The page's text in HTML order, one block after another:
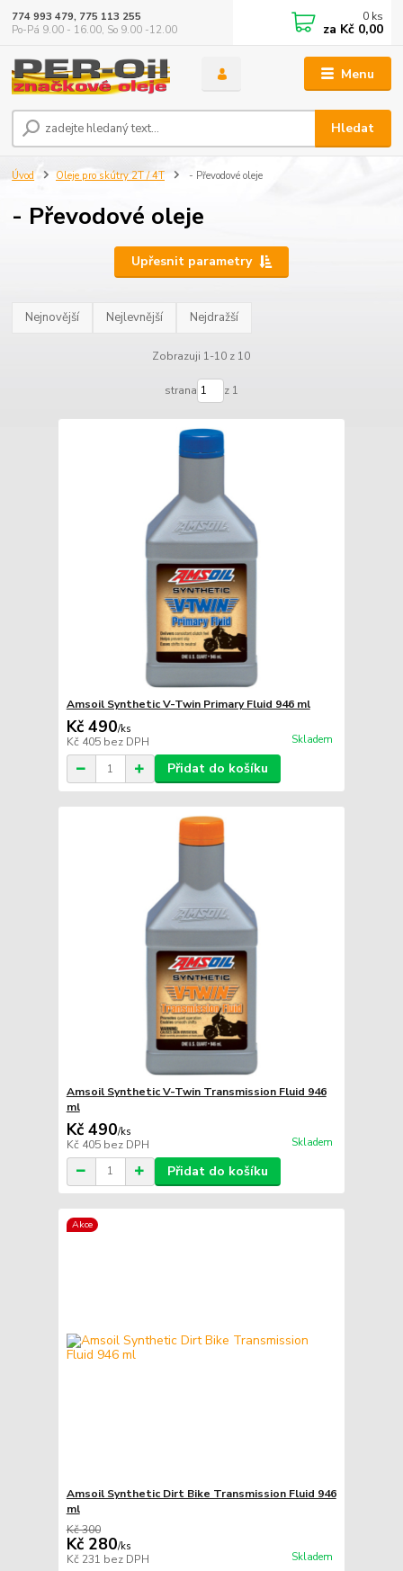
Menu
Hledat
774 993 479, 775 113 255
Po-Pá 9.00 - 16.00, So 9.00 -12.00
0 ks
za Kč 0,00
Úvod Oleje pro skútry 2T / 4T - Převodové oleje
- Převodové oleje
Upřesnit parametry
Nejnovější Nejlevnější Nejdražší
Zobrazuji 1-10 z 10
strana z 1
Amsoil Synthetic V-Twin Primary Fluid 946 ml
Kč 490/ks
Kč 405 bez DPH Skladem
Přidat do košíku
Amsoil Synthetic V-Twin Transmission Fluid 946
ml
Kč 490/ks
Kč 405 bez DPH Skladem
Přidat do košíku
Akce
Amsoil Synthetic Dirt Bike Transmission Fluid 946
ml
Kč 300
Kč 280/ks
Kč 231 bez DPH Skladem